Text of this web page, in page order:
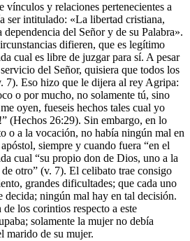
vínculos y relaciones pertenecientes a
ser intitulado: «La libertad cristiana,
dependencia del Señor y de su Palabra».
difieren, que es legítimo
cual es libre de juzgar para sí. A pesar
del Señor, quisiera que todos los
7). Eso hizo que le dijera al rey Agripa:
o por mucho, no solamente tú, sino
oyen, fueseis hechos tales cual yo
(Hechos 26:29). Sin embargo, en lo
o a la vocación, no había ningún mal en
siempre y cuando fuera “en el
cual “su propio don de Dios, uno a la
otro” (v. 7). El celibato trae consigo
grandes dificultades; que cada uno
decida; ningún mal hay en tal decisión.
los corintios respecto a este
solamente la mujer no debía
marido de su mujer.